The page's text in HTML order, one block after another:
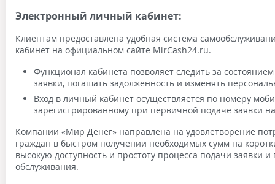
Электронный личный кабинет:
Клиентам предоставлена удобная система
кабинет на официальном сайте MirCash24.ru.
Функционал кабинета позволяет следить за
заявки, погашать задолженность и изменять
Вход в личный кабинет осуществляется по номеру
зарегистрированному при первичной подаче заявки
Компании «Мир Денег» направлена на удовлетворение
граждан в быстром получении необходимых сумм на
высокую доступность и простоту процесса подачи заявки
обслуживания.